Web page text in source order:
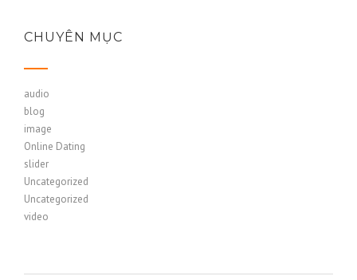
CHUYÊN MỤC
audio
blog
image
Online Dating
slider
Uncategorized
Uncategorized
video